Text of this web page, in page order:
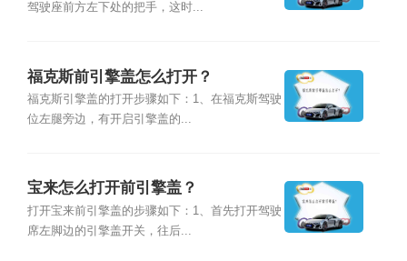
驾驶座前方左下处的把手，这时...
福克斯前引擎盖怎么打开？
福克斯引擎盖的打开步骤如下：1、在福克斯驾驶
位左腿旁边，有开启引擎盖的...
宝来怎么打开前引擎盖？
打开宝来前引擎盖的步骤如下：1、首先打开驾驶
席左脚边的引擎盖开关，往后...